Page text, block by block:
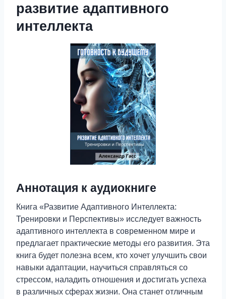
развитие адаптивного
интеллекта
Аннотация к аудиокниге
Книга «Развитие Адаптивного Интеллекта:
Тренировки и Перспективы» исследует важность
адаптивного интеллекта в современном мире и
предлагает практические методы его развития. Эта
книга будет полезна всем, кто хочет улучшить свои
навыки адаптации, научиться справляться со
стрессом, наладить отношения и достигать успеха
в различных сферах жизни. Она станет отличным